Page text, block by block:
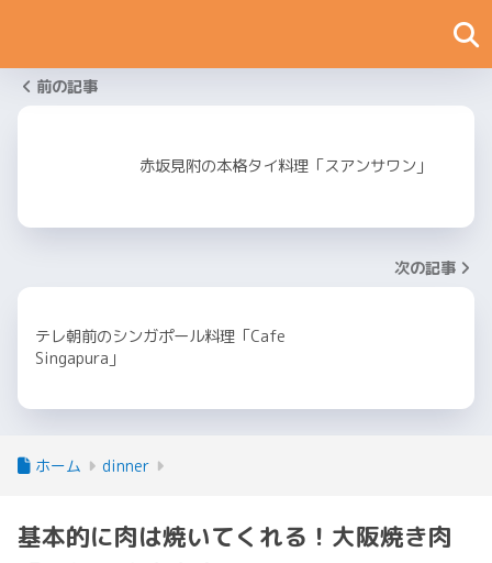
前の記事
赤坂見附の本格タイ料理「スアンサワン」
次の記事
テレ朝前のシンガポール料理「Cafe
Singapura」
ホーム dinner
基本的に肉は焼いてくれる！大阪焼き肉